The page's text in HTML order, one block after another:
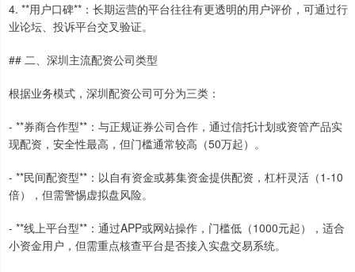
4. **用户口碑**：长期运营的平台往往有更透明的用户评价，可通过行
业论坛、投诉平台交叉验证。
## 二、深圳主流配资公司类型
根据业务模式，深圳配资公司可分为三类：
- **券商合作型**：与正规证券公司合作，通过信托计划或资管产品实
现配资，安全性最高，但门槛通常较高（50万起）。
- **民间配资型**：以自有资金或募集资金提供配资，杠杆灵活（1-10
倍），但需警惕虚拟盘风险。
- **线上平台型**：通过APP或网站操作，门槛低（1000元起），适合
小资金用户，但需重点核查平台是否接入实盘交易系统。